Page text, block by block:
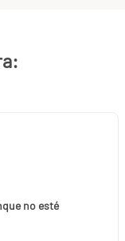
no esté